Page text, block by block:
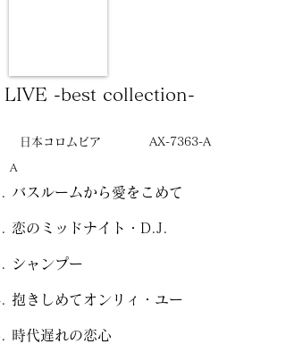
LIVE -best collection-
日本コロムビア AX-7363-A
A
バスルームから愛をこめて
恋のミッドナイト・D.J.
シャンプー
抱きしめてオンリィ・ユー
時代遅れの恋心